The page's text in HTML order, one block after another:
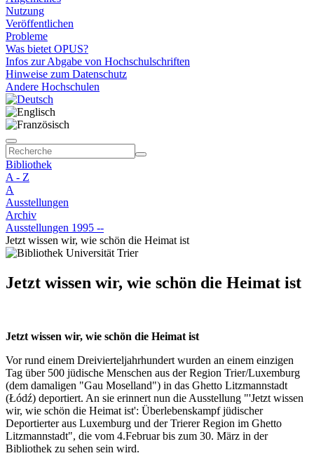
Nutzung
Veröffentlichen
Probleme
Was bietet OPUS?
Infos zur Abgabe von Hochschulschriften
Hinweise zum Datenschutz
Andere Hochschulen
Bibliothek
A - Z
A
Ausstellungen
Archiv
Ausstellungen 1995 --
Jetzt wissen wir, wie schön die Heimat ist
Jetzt wissen wir, wie schön die Heimat ist
Jetzt wissen wir, wie schön die Heimat ist
Vor rund einem Dreivierteljahrhundert wurden an einem einzigen
Tag über 500 jüdische Menschen aus der Region Trier/Luxemburg
(dem damaligen "Gau Moselland") in das Ghetto Litzmannstadt
(Łódź) deportiert. An sie erinnert nun die Ausstellung "'Jetzt wissen
wir, wie schön die Heimat ist': Überlebenskampf jüdischer
Deportierter aus Luxemburg und der Trierer Region im Ghetto
Litzmannstadt", die vom 4.Februar bis zum 30. März in der
Bibliothek zu sehen sein wird.